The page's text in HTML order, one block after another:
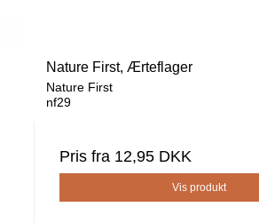
Nature First, Ærteflager
Nature First
nf29
Pris fra 12,95 DKK
Vis produkt